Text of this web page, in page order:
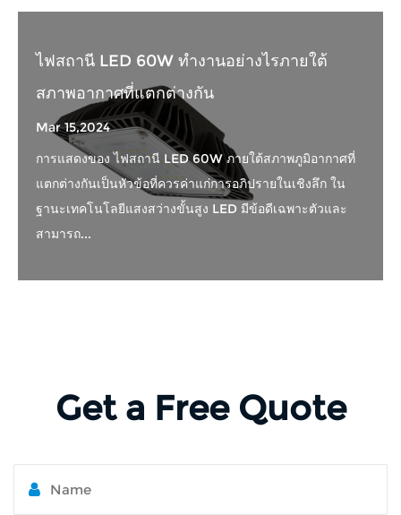
ไฟสถานี LED 60W ทำงานอย่างไรภายใต้
สภาพอากาศที่แตกต่างกัน
Mar 15,2024
การแสดงของ ไฟสถานี LED 60W ภายใต้สภาพภูมิอากาศที่
แตกต่างกันเป็นหัวข้อที่ควรค่าแก่การอภิปรายในเชิงลึก ใน
ฐานะเทคโนโลยีแสงสว่างขั้นสูง LED มีข้อดีเฉพาะตัวและ
สามารถ...
Get a Free Quote